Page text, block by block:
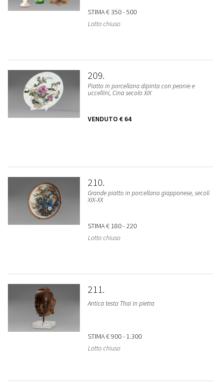
STIMA€ 350 - 500
Lotto chiuso
209
Piatto in porcellana dipinta con peonie e
uccellini, Cina secolo XIX
VENDUTO € 64
210
Grande piatto in porcellana giapponese, secoli
XIX-XX
STIMA€ 180 - 220
Lotto chiuso
211
Antica testa Thai in pietra
STIMA€ 900 - 1.300
Lotto chiuso